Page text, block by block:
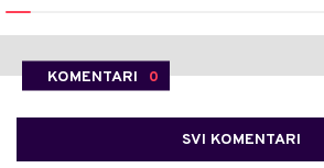
KOMENTARI 0
SVI KOMENTARI